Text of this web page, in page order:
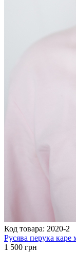
Код товара: 2020-2
Русява перука
1 500 грн